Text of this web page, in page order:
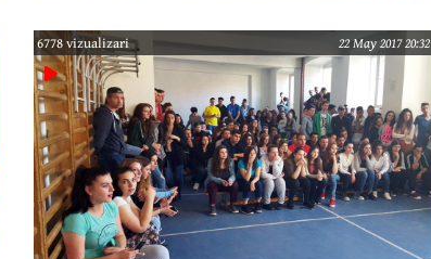
multe sunt proprietăți private aparținând fie unor
persoane fizice, fie unor societăți comerciale. Sunt
multe astfel de cazuri, din păcate. Venim acum cu
alte exemple.
6778 vizualizari 22 May 2017 20:32